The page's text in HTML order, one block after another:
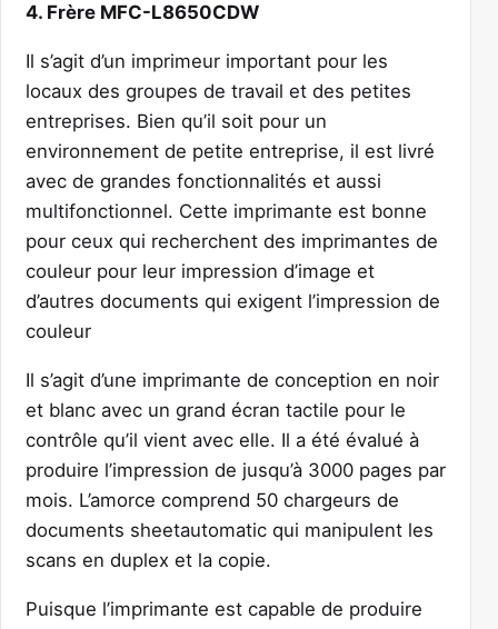
4. Frère MFC-L8650CDW
Il s’agit d’un imprimeur important pour les
locaux des groupes de travail et des petites
entreprises. Bien qu’il soit pour un
environnement de petite entreprise, il est livré
avec de grandes fonctionnalités et aussi
multifonctionnel. Cette imprimante est bonne
pour ceux qui recherchent des imprimantes de
couleur pour leur impression d’image et
d’autres documents qui exigent l’impression de
couleur
Il s’agit d’une imprimante de conception en noir
et blanc avec un grand écran tactile pour le
contrôle qu’il vient avec elle. Il a été évalué à
produire l’impression de jusqu’à 3000 pages par
mois. L’amorce comprend 50 chargeurs de
documents sheetautomatic qui manipulent les
scans en duplex et la copie.
Puisque l’imprimante est capable de produire